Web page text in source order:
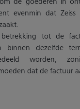
evenmin dat Zeiss
tot de
binnen dezelfde
worden,
dat de factuur